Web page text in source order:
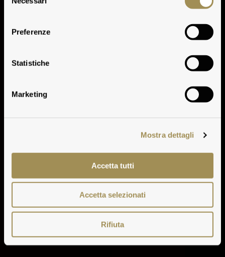
del
Preferenze
Statistiche
Marketing
Mostra dettagli
Accetta tutti
Accetta selezionati
Rifiuta